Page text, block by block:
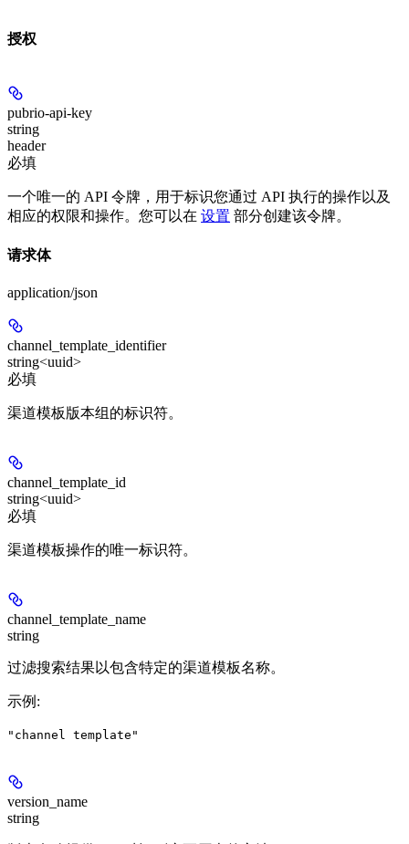
授权
pubrio-api-key
string
header
必填
一个唯一的 API 令牌，用于标识您通过 API 执行的操作以及
相应的权限和操作。您可以在 设置 部分创建该令牌。
请求体
application/json
channel_template_identifier
string<uuid>
必填
渠道模板版本组的标识符。
channel_template_id
string<uuid>
必填
渠道模板操作的唯一标识符。
channel_template_name
string
过滤搜索结果以包含特定的渠道模板名称。
示例 :
"channel template"
version_name
string